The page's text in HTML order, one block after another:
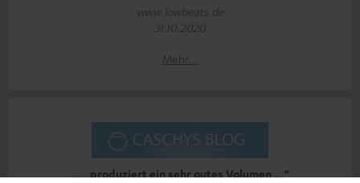
www.lowbeats.de
31.10.2020
Mehr...
„… produziert ein sehr gutes Volumen …“